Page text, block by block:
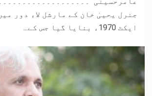
جنرل یحییٰ خان کے مارشل لاء دور
ایکٹ 1970ء بنایا گیا جس کے...